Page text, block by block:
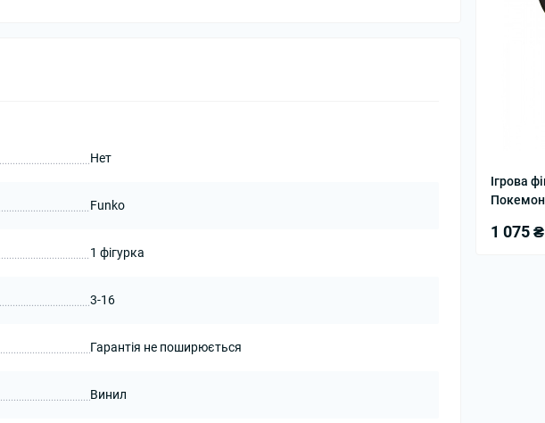
Ігрова
Покемон
1 075 ₴
Нет
Funko
1 фігурка
3-16
Гарантія не поширюється
Винил